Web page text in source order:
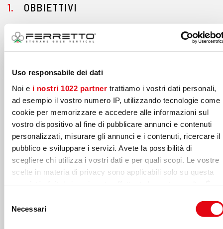
Uso responsabile dei dati
Noi e i nostri 1022 partnertrattiamo i vostri dati personali,
ad esempio il vostro numero IP, utilizzando tecnologie come
cookie per memorizzare e accedere alle informazioni sul
vostro dispositivo al fine di pubblicare annunci e contenuti
personalizzati, misurare gli annunci e i contenuti, ricercare il
pubblico e sviluppare i servizi. Avete la possibilità di
scegliere chi utilizza i vostri dati e per quali scopi. Le vostre
scelte in materia di privacy sono applicabili solo su questa
qualsiasi momento dalla Dichiarazione sui cookie o facendo
delNecessari
OBBIETTIVI
Riorganizzare lo spazio adibito a magazzino
Semplificare le operazioni di picking
Aumentare la produttività
Migliorare la tracciabilità dei prodotti a stock
Aumentare la protezione e pulizia delle
Automatizzare e modernizzare il processo
produttivo
SOLUZIONE